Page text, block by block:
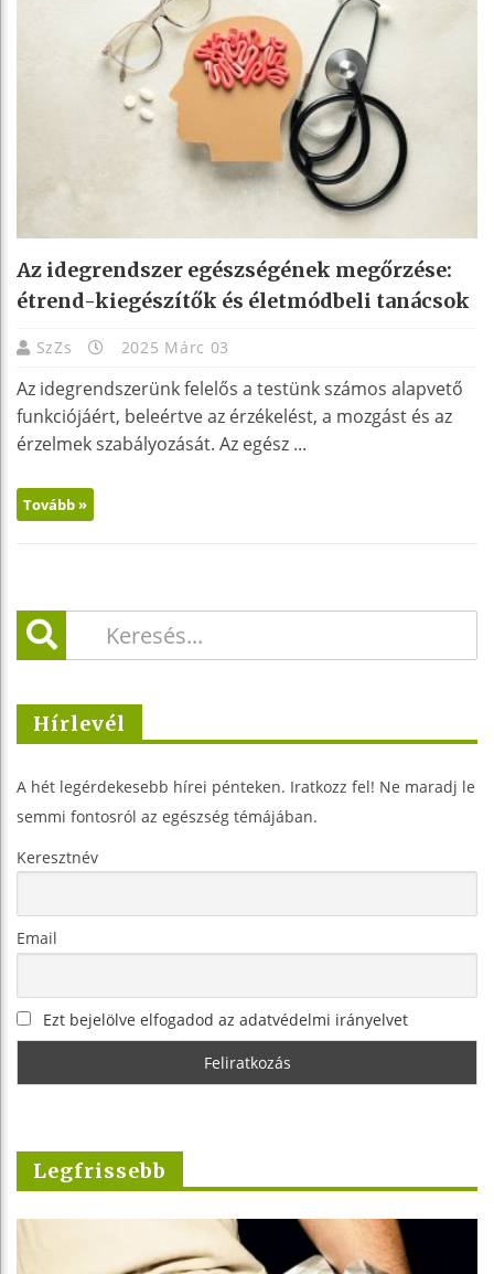
Az idegrendszer egészségének megőrzése:
étrend-kiegészítők és életmódbeli tanácsok
SzZs 2025 Márc 03
Az idegrendszerünk felelős a testünk számos alapvető
funkciójáért, beleértve az érzékelést, a mozgást és az
érzelmek szabályozását. Az egész ...
Tovább »
Hírlevél
A hét legérdekesebb hírei pénteken. Iratkozz fel! Ne maradj le
semmi fontosról az egészség témájában.
Keresztnév
Email
Ezt bejelölve elfogadod az adatvédelmi irányelvet
Legfrissebb